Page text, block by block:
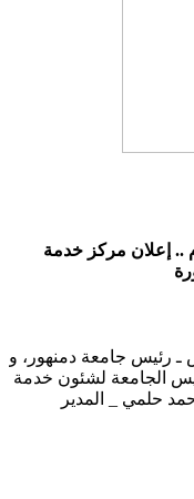
.. إعلان مركز خدمة
تحت رعاية الأستاذ الدكتور / إلهامي ترابيس ـ رئيس جامعة دمنهور، و
الجامعة لشئون خدمة
حلمي _ المدير